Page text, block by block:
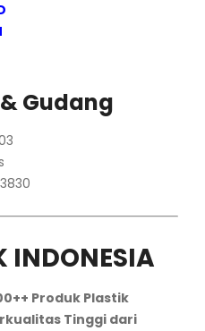
Gudang
INDONESIA
Produk Plastik
Tinggi dari